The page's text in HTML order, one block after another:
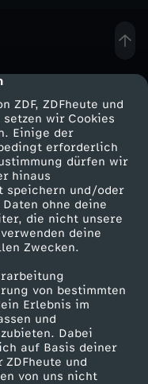
ZDF, ZDFheute und
wir Cookies
Einige der
erforderlich
dürfen wir
hinaus
speichern und/oder
ohne deine
die nicht unsere
deine
Zwecken.
von bestimmten
Erlebnis im
und
Dabei
auf Basis deiner
ZDFheute und
von uns nicht
zum ZDF